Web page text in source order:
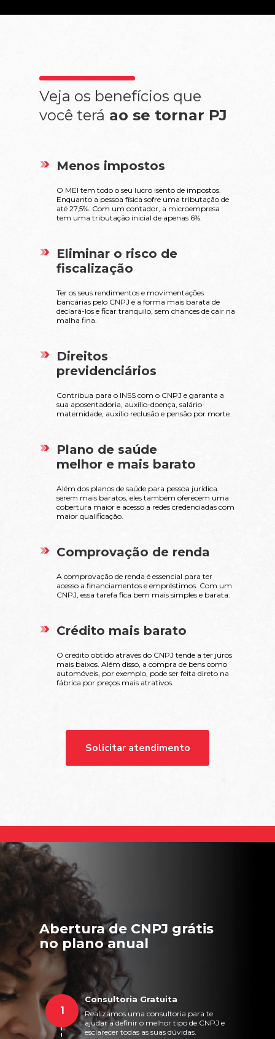
Veja os benefícios que
você terá ao se tornar PJ
Menos impostos
O MEI tem todo o seu lucro isento de impostos.
Enquanto a pessoa física sofre uma tributação de
até 27,5%. Com um contador, a microempresa
tem uma tributação inicial de apenas 6%.
Eliminar o risco de
fiscalização
Ter os seus rendimentos e movimentações
bancárias pelo CNPJ é a forma mais barata de
declará-los e ficar tranquilo, sem chances de cair na
malha fina.
Direitos
previdenciários
Contribua para o INSS com o CNPJ e garanta a
sua aposentadoria, auxílio-doença, salário-
maternidade, auxílio reclusão e pensão por morte.
Plano de saúde
melhor e mais barato
Além dos planos de saúde para pessoa jurídica
serem mais baratos, eles também oferecem uma
cobertura maior e acesso a redes credenciadas com
maior qualificação.
Comprovação de renda
A comprovação de renda é essencial para ter
acesso a financiamentos e empréstimos. Com um
CNPJ, essa tarefa fica bem mais simples e barata.
Crédito mais barato
O crédito obtido através do CNPJ tende a ter juros
mais baixos. Além disso, a compra de bens como
automóveis, por exemplo, pode ser feita direto na
fábrica por preços mais atrativos.
Solicitar atendimento
Abertura de CNPJ grátis
no plano anual
1
Consultoria Gratuita
Realizamos uma consultoria para te
ajudar a definir o melhor tipo de CNPJ e
esclarecer todas as suas dúvidas.